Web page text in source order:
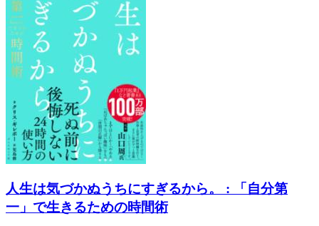
人生は気づかぬうちにすぎるから。 : 「自分第
一」で生きるための時間術